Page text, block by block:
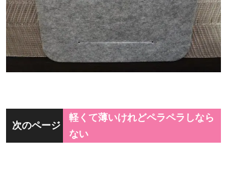
次のページ
軽くて薄いけれどペラペラしなら
ない